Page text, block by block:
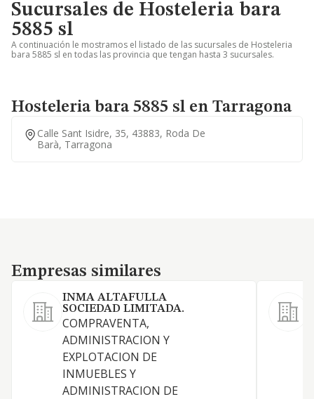
Sucursales de Hosteleria bara
5885 sl
A continuación le mostramos el listado de las sucursales de Hosteleria
bara 5885 sl en todas las provincia que tengan hasta 3 sucursales.
Hosteleria bara 5885 sl en Tarragona
Calle Sant Isidre, 35, 43883, Roda De
Barà, Tarragona
Empresas similares
Empresas similares
INMA ALTAFULLA
SOCIEDAD LIMITADA.
COMPRAVENTA,
ADMINISTRACION Y
EXPLOTACION DE
INMUEBLES Y
ADMINISTRACION DE